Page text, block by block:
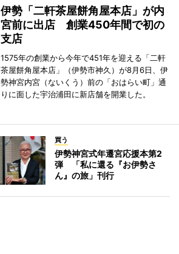
伊勢「二軒茶屋餅角屋本店」が内
宮前に出店 創業450年間で初の
支店
1575年の創業から今年で451年を迎える「二軒
茶屋餅角屋本店」（伊勢市神久）が8月6日、伊
勢神宮内宮（ないくう）前の「おはらい町」通
りに面した宇治浦田に新店舗を開業した。
買う
伊勢神宮式年遷宮応援本第2
弾 「私に還る『お伊勢さ
ん』の旅」刊行